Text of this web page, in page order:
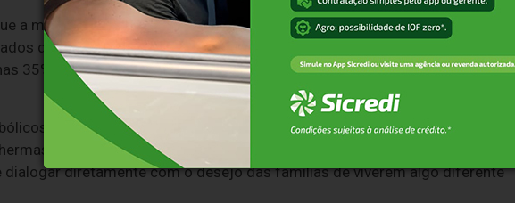
a maioria dos brasileiros (63%) expressaram o desejo de viajar pelo
de uma sondagem divulgada pelo Ministério do Turismo. Segundo a
35% dos brasileiros manifestaram a intenção de viajar para o exterior em
do calendário turístico brasileiro, e ignorar esse potencial não faria
Na minha visão, criar uma campanha dedicada ao Carnaval é uma
dialogar diretamente com o desejo das famílias de viverem algo diferente